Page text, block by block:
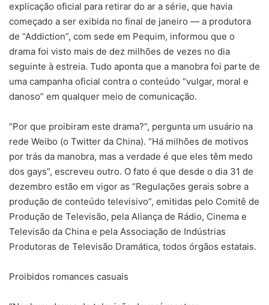
explicação oficial para retirar do ar a série, que havia
começado a ser exibida no final de janeiro — a produtora
de “Addiction”, com sede em Pequim, informou que o
drama foi visto mais de dez milhões de vezes no dia
seguinte à estreia. Tudo aponta que a manobra foi parte de
uma campanha oficial contra o conteúdo “vulgar, moral e
danoso” em qualquer meio de comunicação.
“Por que proibiram este drama?”, pergunta um usuário na
rede Weibo (o Twitter da China). “Há milhões de motivos
por trás da manobra, mas a verdade é que eles têm medo
dos gays”, escreveu outro. O fato é que desde o dia 31 de
dezembro estão em vigor as “Regulações gerais sobre a
produção de conteúdo televisivo”, emitidas pelo Comitê de
Produção de Televisão, pela Aliança de Rádio, Cinema e
Televisão da China e pela Associação de Indústrias
Produtoras de Televisão Dramática, todos órgãos estatais.
Proibidos romances casuais